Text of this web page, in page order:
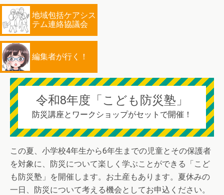
地域包括ケアシス
テム連絡協議会
編集者が行く！
令和8年度「こども防災塾」
防災講座とワークショップがセットで開催！
この夏、小学校4年生から6年生までの児童とその保護者
を対象に、防災について楽しく学ぶことができる「こど
も防災塾」を開催します。お土産もあります。夏休みの
一日、防災について考える機会としてお申込ください。